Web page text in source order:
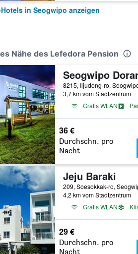
in Seogwipo anzeigen
Nähe des Lefedora Pension
8215, Iljudong-ro,
3,7 km vom Stadtzentrum
Gratis WLAN
36 €
Durchschn. pro
Nacht
Jeju Baraki
209, Soesokkak-ro,
4,2 km vom Stadtzentrum
Gratis WLAN
29 €
Durchschn. pro
Nacht